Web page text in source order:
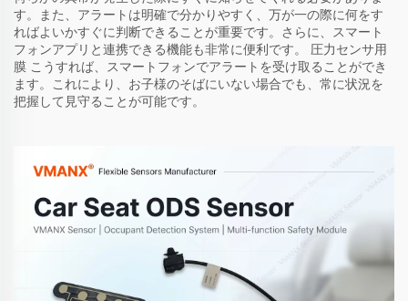
す。また、アラートは明確で分かりやすく、万が一の際に何をす
ればよいかすぐに判断できることが重要です。さらに、スマート
フォンアプリと連携できる機能も非常に便利です。 圧力センサ用
膜 こうすれば、スマートフォンでアラートを受け取ることができ
ます。これにより、お子様のそばにいない場合でも、常に状況を
把握して見守ることが可能です。